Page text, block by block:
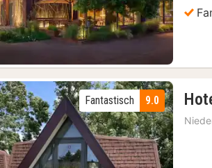
9.0
Fantastisch